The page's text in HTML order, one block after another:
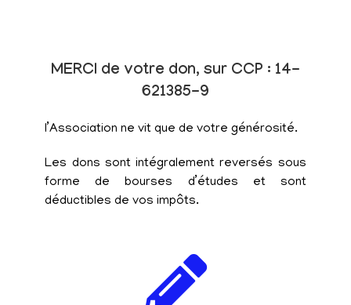
MERCI de votre don, sur CCP : 14-
621385-9
l’Association ne vit que de votre générosité.
Les dons sont intégralement reversés sous
forme de bourses d’études et sont
déductibles de vos impôts.